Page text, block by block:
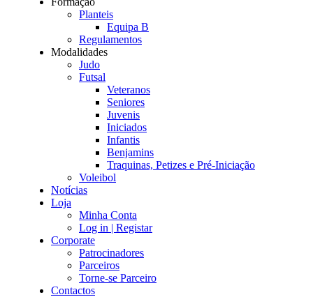
Planteis
Equipa B
Regulamentos
Modalidades
Judo
Futsal
Veteranos
Seniores
Juvenis
Iniciados
Infantis
Benjamins
Traquinas, Petizes e Pré-Iniciação
Voleibol
Notícias
Loja
Minha Conta
Log in | Registar
Corporate
Patrocinadores
Parceiros
Torne-se Parceiro
Contactos